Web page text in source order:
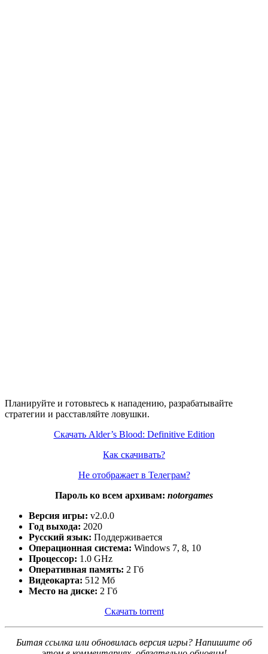
Планируйте и готовьтесь к нападению, разрабатывайте
стратегии и расставляйте ловушки.
Скачать Alder’s Blood: Definitive Edition
Как скачивать?
Не отображает в Телеграм?
Пароль ко всем архивам: notorgames
Версия игры: v2.0.0
Год выхода: 2020
Русский язык: Поддерживается
Операционная система: Windows 7, 8, 10
Процессор: 1.0 GHz
Оперативная память: 2 Гб
Видеокарта: 512 Мб
Место на диске: 2 Гб
Скачать torrent
Битая ссылка или обновилась версия игры? Напишите об